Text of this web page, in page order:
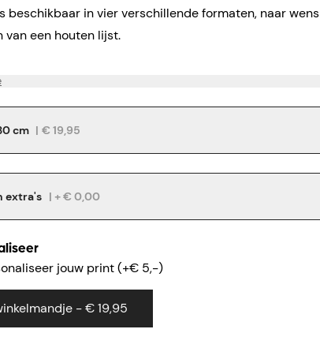
beschikbaar in vier verschillende formaten, naar wens
van een houten lijst.
cm | € 19,95
extra's | + € 0,00
jouw print (+€ 5,-)
- € 19,95